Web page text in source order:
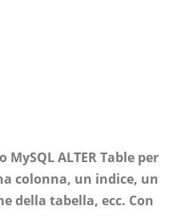
ALTER Table per
colonna, un indice, un
della tabella, ecc. Con